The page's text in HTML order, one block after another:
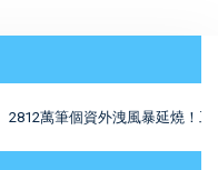
2812萬筆個資外洩風暴延燒！工